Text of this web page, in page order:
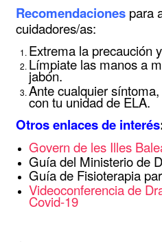
Recomendacionespara
cuidadores/as:
Extrema la precaución
Límpiate las manos a
jabón.
Ante cualquier
con tu unidad de ELA.
Otros enlaces de interés
Govern de les Illes
Guía del Ministerio de
Guía de Fisioterapia
Videoconferencia de
Covid-19